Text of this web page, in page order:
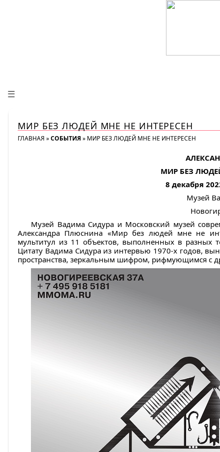
☰
МИР БЕЗ ЛЮДЕЙ МНЕ НЕ ИНТЕРЕСЕН
ГЛАВНАЯ »СОБЫТИЯ » МИР БЕЗ ЛЮДЕЙ МНЕ НЕ ИНТЕРЕСЕН
МИР БЕЗ
8 декабря
Музей
Музей Вадима Сидура и Московский музей
Александра Плюснина «Мир без людей мне не
мультитул из 11 объектов, выполненных в разных
Цитату Вадима Сидура из интервью 1970-х годов,
пространства, зеркальным шифром, рифмующимся с